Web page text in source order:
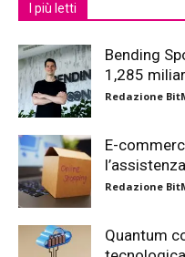
I più letti
Bending
1,285
Redazione
E-
Redazione
Quantum